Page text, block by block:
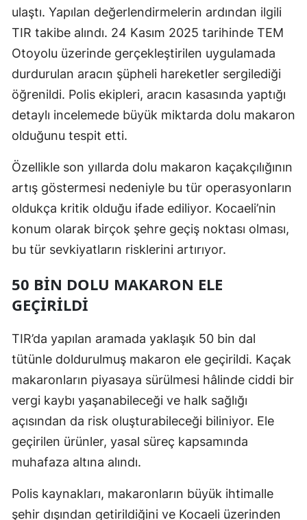
Kars
Kastamonu
Kayseri
Kırklareli
Kırşehir
Konya
Kütahya
Malatya
Kahramanmaraş
Muğla
Muş
Nevşehir
Niğde
Rize
Sakarya
ulaştı. Yapılan değerlendirmelerin ardından ilgili
TIR takibe alındı. 24 Kasım 2025 tarihinde TEM
Otoyolu üzerinde gerçekleştirilen uygulamada
durdurulan aracın şüpheli hareketler sergilediği
öğrenildi. Polis ekipleri, aracın kasasında yaptığı
detaylı incelemede büyük miktarda dolu makaron
olduğunu tespit etti.
Özellikle son yıllarda dolu makaron kaçakçılığının
artış göstermesi nedeniyle bu tür operasyonların
oldukça kritik olduğu ifade ediliyor. Kocaeli’nin
konum olarak birçok şehre geçiş noktası olması,
bu tür sevkiyatların risklerini artırıyor.
50 BIN DOLU MAKARON ELE
GEÇIRILDI
TIR’da yapılan aramada yaklaşık 50 bin dal
tütünle doldurulmuş makaron ele geçirildi. Kaçak
makaronların piyasaya sürülmesi hâlinde ciddi bir
vergi kaybı yaşanabileceği ve halk sağlığı
açısından da risk oluşturabileceği biliniyor. Ele
geçirilen ürünler, yasal süreç kapsamında
muhafaza altına alındı.
Polis kaynakları, makaronların büyük ihtimalle
şehir dışından getirildiğini ve Kocaeli üzerinden